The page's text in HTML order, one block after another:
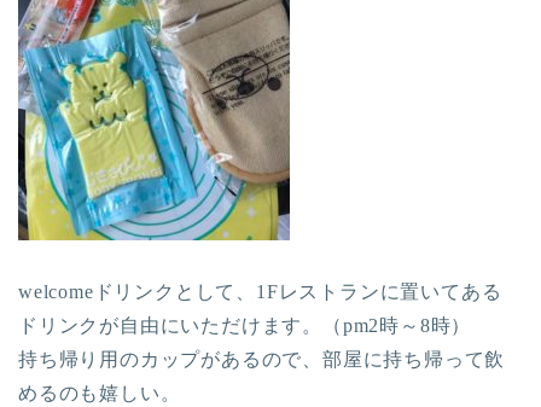
welcomeドリンクとして、1Fレストランに置いてある
ドリンクが自由にいただけます。（pm2時～8時）
持ち帰り用のカップがあるので、部屋に持ち帰って飲
めるのも嬉しい。